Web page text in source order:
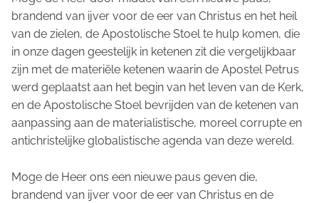
brandend van ijver voor de eer van Christus en het heil
van de zielen, de Apostolische Stoel te hulp komen, die
in onze dagen geestelijk in ketenen zit die vergelijkbaar
zijn met de materiële ketenen waarin de Apostel Petrus
werd geplaatst aan het begin van het leven van de Kerk,
en de Apostolische Stoel bevrijden van de ketenen van
aanpassing aan de materialistische, moreel corrupte en
antichristelijke globalistische agenda van deze wereld.
Moge de Heer ons een nieuwe paus geven die,
brandend van ijver voor de eer van Christus en de